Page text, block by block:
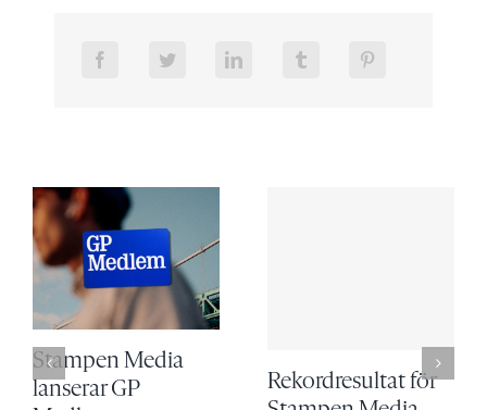
Stampen Media
lanserar GP
Rekordresultat för